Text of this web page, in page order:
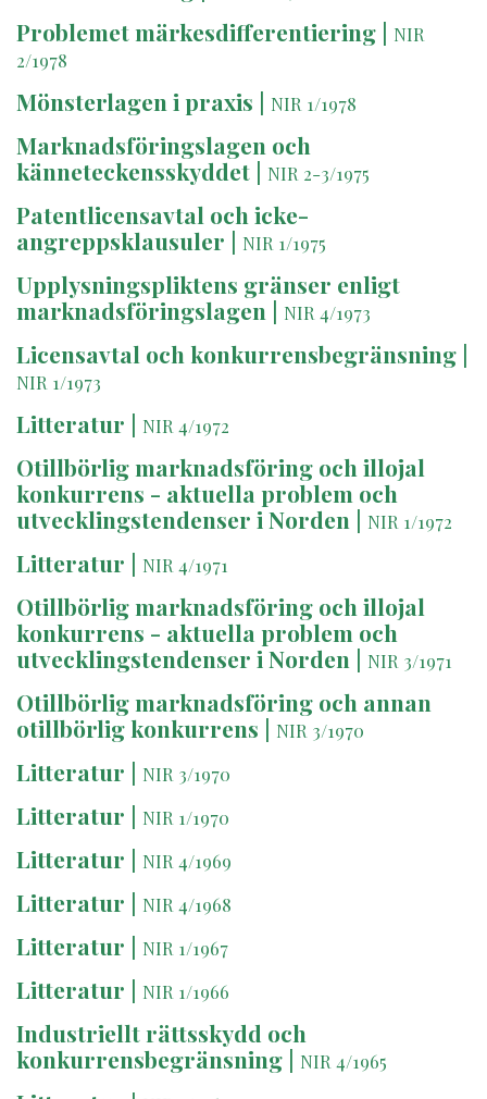
Problemet märkesdifferentiering | NIR
2/1978
Mönsterlagen i praxis | NIR 1/1978
Marknadsföringslagen och
känneteckensskyddet | NIR 2-3/1975
Patentlicensavtal och icke-
angreppsklausuler | NIR 1/1975
Upplysningspliktens gränser enligt
marknadsföringslagen | NIR 4/1973
Licensavtal och konkurrensbegränsning |
NIR 1/1973
Litteratur | NIR 4/1972
Otillbörlig marknadsföring och illojal
konkurrens - aktuella problem och
utvecklingstendenser i Norden | NIR 1/1972
Litteratur | NIR 4/1971
Otillbörlig marknadsföring och illojal
konkurrens - aktuella problem och
utvecklingstendenser i Norden | NIR 3/1971
Otillbörlig marknadsföring och annan
otillbörlig konkurrens | NIR 3/1970
Litteratur | NIR 3/1970
Litteratur | NIR 1/1970
Litteratur | NIR 4/1969
Litteratur | NIR 4/1968
Litteratur | NIR 1/1967
Litteratur | NIR 1/1966
Industriellt rättsskydd och
konkurrensbegränsning | NIR 4/1965